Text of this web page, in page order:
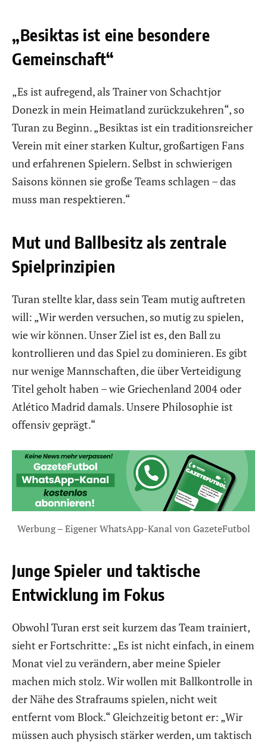
„Besiktas ist eine besondere
Gemeinschaft“
„Es ist aufregend, als Trainer von Schachtjor
Donezk in mein Heimatland zurückzukehren“, so
Turan zu Beginn. „Besiktas ist ein traditionsreicher
Verein mit einer starken Kultur, großartigen Fans
und erfahrenen Spielern. Selbst in schwierigen
Saisons können sie große Teams schlagen – das
muss man respektieren.“
Mut und Ballbesitz als zentrale
Spielprinzipien
Turan stellte klar, dass sein Team mutig auftreten
will: „Wir werden versuchen, so mutig zu spielen,
wie wir können. Unser Ziel ist es, den Ball zu
kontrollieren und das Spiel zu dominieren. Es gibt
nur wenige Mannschaften, die über Verteidigung
Titel geholt haben – wie Griechenland 2004 oder
Atlético Madrid damals. Unsere Philosophie ist
offensiv geprägt.“
Werbung – Eigener WhatsApp-Kanal von GazeteFutbol
Junge Spieler und taktische
Entwicklung im Fokus
Obwohl Turan erst seit kurzem das Team trainiert,
sieht er Fortschritte: „Es ist nicht einfach, in einem
Monat viel zu verändern, aber meine Spieler
machen mich stolz. Wir wollen mit Ballkontrolle in
der Nähe des Strafraums spielen, nicht weit
entfernt vom Block.“ Gleichzeitig betont er: „Wir
müssen auch physisch stärker werden, um taktisch